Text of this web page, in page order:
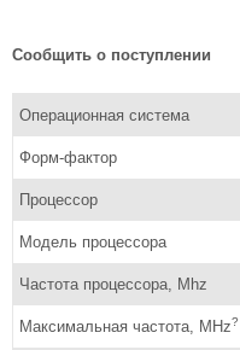
Сообщить о поступлении
Операционная система
Форм-фактор
Процессор
Модель процессора
Частота процессора, Mhz
Максимальная частота, MHz?